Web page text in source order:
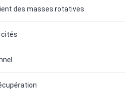
des masses rotatives
cités